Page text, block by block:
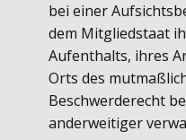
bei einer
dem Mitgliedstaat
Aufenthalts, ihres
Orts des
Beschwerderecht
anderweitiger